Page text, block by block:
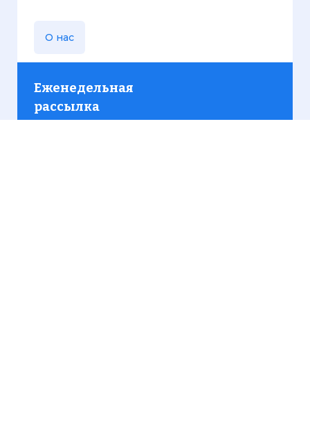
О нас
Еженедельная
рассылка